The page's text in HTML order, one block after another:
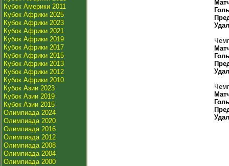
Кубок Америки 2011
Кубок Африки 2025
Кубок Африки 2023
Кубок Африки 2021
Кубок Африки 2019
Кубок Африки 2017
Кубок Африки 2015
Кубок Африки 2013
Кубок Африки 2012
Кубок Африки 2010
Кубок Азии 2023
Кубок Азии 2019
Кубок Азии 2015
Олимпиада 2024
Олимпиада 2020
Олимпиада 2016
Олимпиада 2012
Олимпиада 2008
Олимпиада 2004
Олимпиада 2000